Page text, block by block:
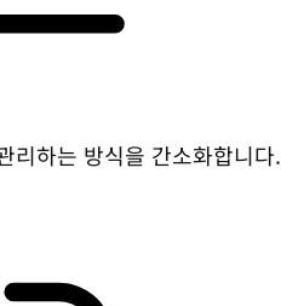
리하는 방식을 간소화합니다.